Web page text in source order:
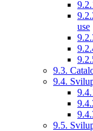
use
9.3.
9.4.
9.5.